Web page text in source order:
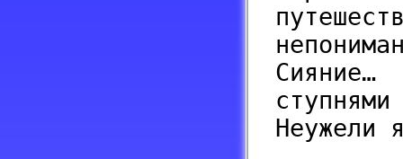
Неужели